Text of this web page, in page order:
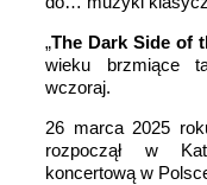
„The Dark Side of
wieku brzmiące
wczoraj.
26 marca 2025
rozpoczął w
koncertową w